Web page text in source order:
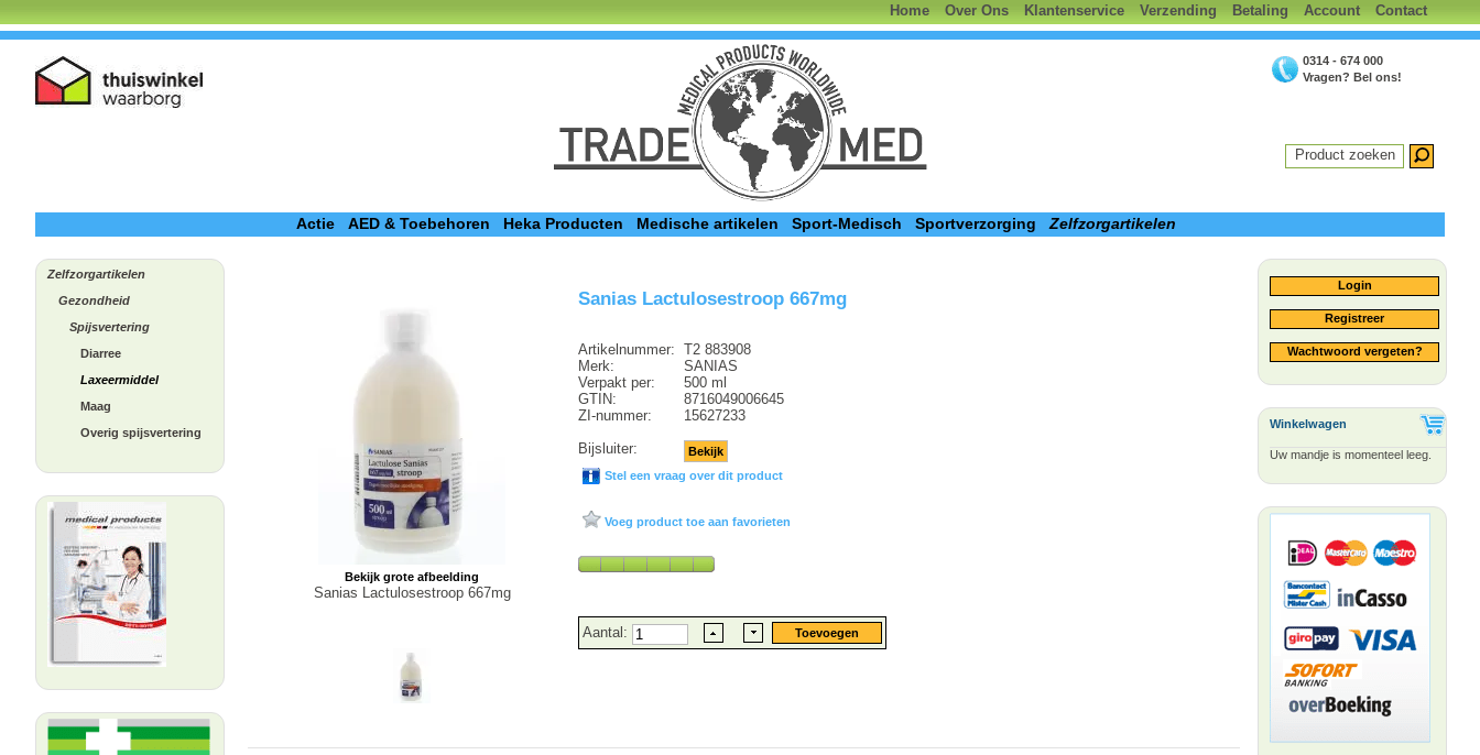
Home Over Ons Klantenservice Verzending Betaling Account Contact
0314 - 674 000
Vragen? Bel ons!
Product zoeken
Actie AED & Toebehoren Heka Producten Medische artikelen Sport-Medisch Sportverzorging Zelfzorgartikelen
Zelfzorgartikelen
Gezondheid
Spijsvertering
Diarree
Laxeermiddel
Maag
Overig spijsvertering
Login
Registreer
Wachtwoord vergeten?
Winkelwagen
Uw mandje is momenteel leeg.
Bekijk grote afbeelding
Sanias Lactulosestroop 667mg
Sanias Lactulosestroop 667mg
Artikelnummer:
Merk:
Verpakt per:
GTIN:
ZI-nummer:
Bijsluiter:
T2 883908
SANIAS
500 ml
8716049006645
15627233
Bekijk
Stel een vraag over dit product
Voeg product toe aan favorieten
Aantal: